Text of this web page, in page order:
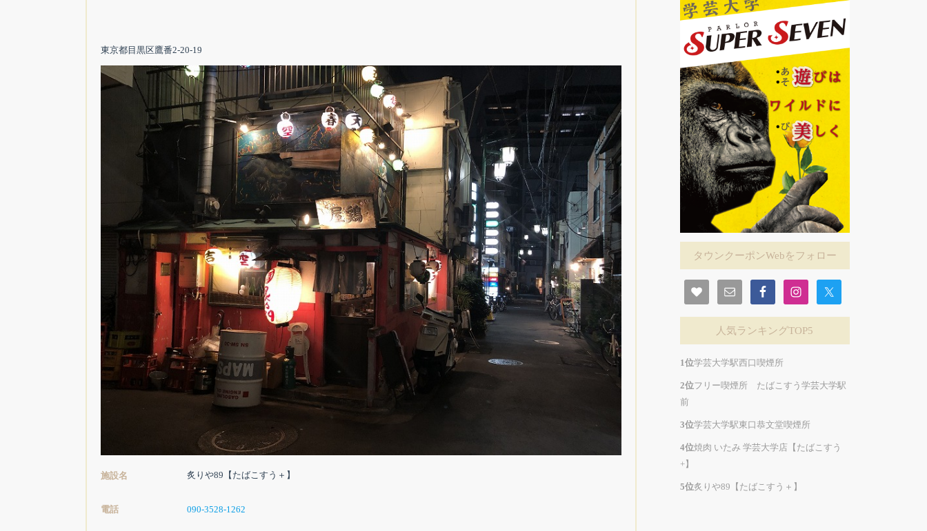
東京都目黒区鷹番2-20-19
施設名 炙りや89【たばこすう＋】
電話 090-3528-1262
タウンクーポンWebをフォロー
人気ランキングTOP5
学芸大学駅西口喫煙所
フリー喫煙所 たばこすう学芸大学駅
前
学芸大学駅東口恭文堂喫煙所
焼肉 いたみ 学芸大学店【たばこすう
+】
炙りや89【たばこすう＋】